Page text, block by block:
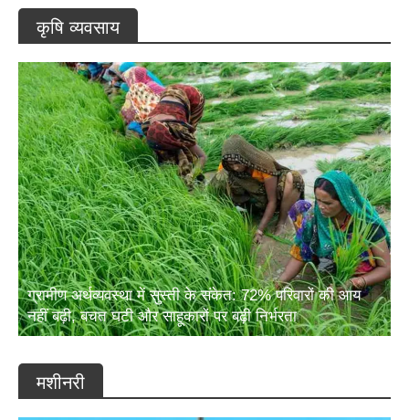
कृषि व्यवसाय
ग्रामीण अर्थव्यवस्था में सुस्ती के संकेत: 72% परिवारों की आय
नहीं बढ़ी, बचत घटी और साहूकारों पर बढ़ी निर्भरता
मशीनरी